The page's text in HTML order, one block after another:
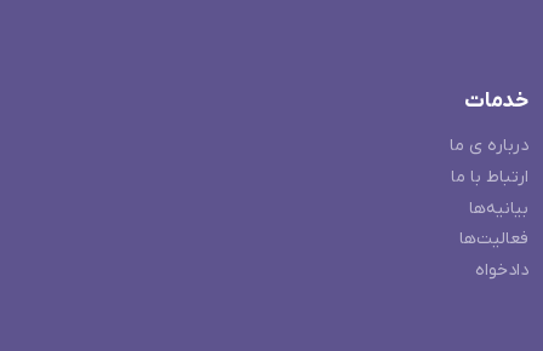
خدمات
درباره ی ما
ارتباط با ما
بیانیه‌ها
فعالیت‌ها
دادخواه